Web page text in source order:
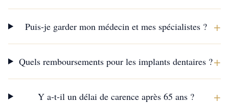
Puis-je garder mon médecin et mes spécialistes ? +
Quels remboursements pour les implants dentaires ?+
Y a-t-il un délai de carence après 65 ans ? +